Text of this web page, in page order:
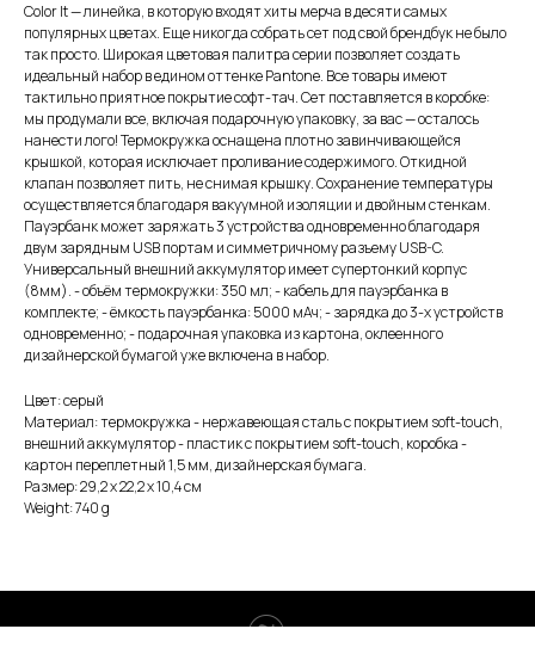
Color It — линейка, в которую входят хиты мерча в десяти самых
популярных цветах. Еще никогда собрать сет под свой брендбук не было
так просто. Широкая цветовая палитра серии позволяет создать
идеальный набор в едином оттенке Pantone. Все товары имеют
тактильно приятное покрытие софт-тач. Сет поставляется в коробке:
мы продумали все, включая подарочную упаковку, за вас — осталось
нанести лого! Термокружка оснащена плотно завинчивающейся
крышкой, которая исключает проливание содержимого. Откидной
клапан позволяет пить, не снимая крышку. Сохранение температуры
осуществляется благодаря вакуумной изоляции и двойным стенкам.
Пауэрбанк может заряжать 3 устройства одновременно благодаря
двум зарядным USB портам и симметричному разъему USB-C.
Универсальный внешний аккумулятор имеет супертонкий корпус
(8мм). - объём термокружки: 350 мл; - кабель для пауэрбанка в
комплекте; - ёмкость пауэрбанка: 5000 мАч; - зарядка до 3-х устройств
одновременно; - подарочная упаковка из картона, оклеенного
дизайнерской бумагой уже включена в набор.
Цвет: серый
Материал: термокружка - нержавеющая cталь с покрытием soft-touch,
внешний аккумулятор - пластик с покрытием soft-touch, коробка -
картон переплетный 1,5 мм, дизайнерская бумага.
Размер: 29,2 х 22,2 х 10,4 см
Weight: 740 g
Tilda